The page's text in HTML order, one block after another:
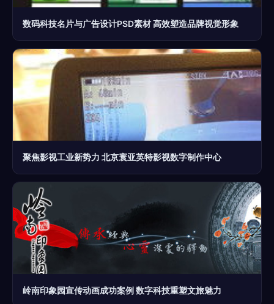
数码科技名片与广告设计PSD素材 高效塑造品牌视觉形象
聚焦影视工业新势力 北京寰亚英特影视数字制作中心
岭南印象园宣传动画成功案例 数字科技重塑文旅魅力